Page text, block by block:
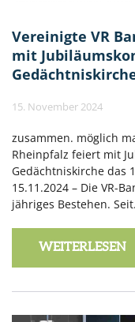
Vereinigte VR
mit
15. November 2024
zusammen. möglich
Rheinpfalz feiert mit
Gedächtniskirche das
15.11.2024 – Die VR-
jähriges Bestehen.
WEITERLESEN